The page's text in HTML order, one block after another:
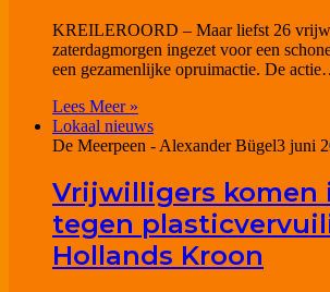
KREILEROORD – Maar liefst 26
zaterdagmorgen ingezet voor een
een gezamenlijke opruimactie. De
Lees Meer »
Lokaal nieuws
De Meerpeen - Alexander Bügel3 juni
Vrijwilligers komen
tegen
Hollands Kroon